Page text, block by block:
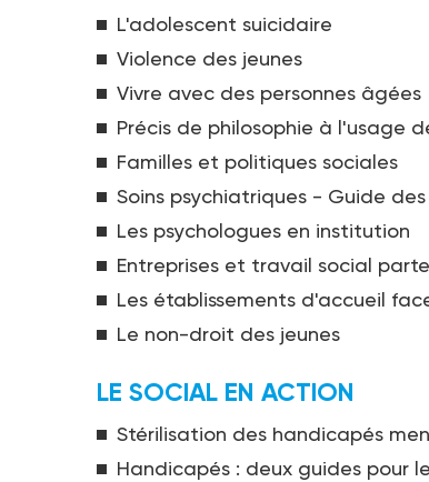
L'adolescent suicidaire
Violence des jeunes
Vivre avec des personnes âgées
Précis de philosophie à l'usage
Familles et politiques sociales
Soins psychiatriques - Guide
Les psychologues en institution
Entreprises et travail social
Les établissements d'accueil
Le non-droit des jeunes
LE SOCIAL EN ACTION
Stérilisation des handicapés
Handicapés : deux guides pour